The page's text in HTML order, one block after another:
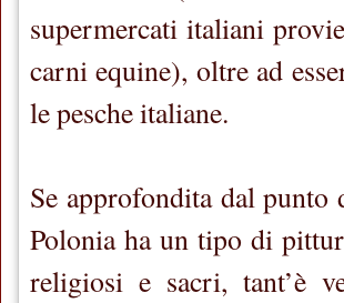
supermercati italiani
carni equine), oltre ad
le pesche italiane.
Se approfondita dal
Polonia ha un tipo di
religiosi e sacri, tant’è